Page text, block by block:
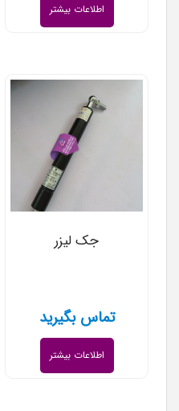
اطلاعات بیشتر
جک لیزر
تماس بگیرید
اطلاعات بیشتر